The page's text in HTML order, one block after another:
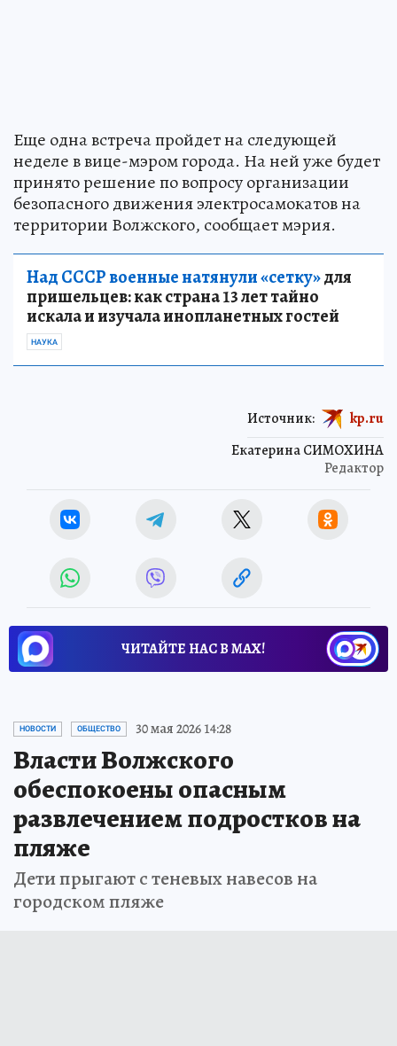
Еще одна встреча пройдет на следующей
неделе в вице-мэром города. На ней уже будет
принято решение по вопросу организации
безопасного движения электросамокатов на
территории Волжского, сообщает мэрия.
Над СССР военные натянули «сетку»для
пришельцев: как страна 13 лет тайно
искала и изучала инопланетных гостей
НАУКА
Екатерина СИМОХИНА
Редактор
Источник: kp.ru
ЧИТАЙТЕ НАС В МАХ!
НОВОСТИ ОБЩЕСТВО 30 мая 2026 14:28
Власти Волжского
обеспокоены опасным
развлечением подростков на
пляже
Дети прыгают с теневых навесов на
городском пляже